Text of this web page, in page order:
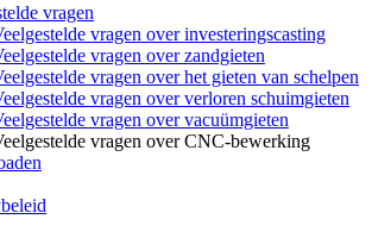
vragen
vragen over investeringscasting
vragen over zandgieten
vragen over het gieten van schelpen
vragen over verloren schuimgieten
vragen over vacuümgieten
vragen over CNC-bewerking